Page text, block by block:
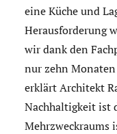
eine Küche und
Herausforderung
wir dank den
nur zehn
erklärt Architekt
Nachhaltigkeit ist
Mehrzweckraums